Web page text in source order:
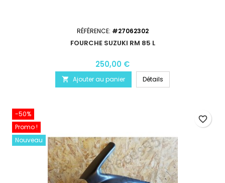
RÉFÉRENCE: #27062302
FOURCHE SUZUKI RM 85 L
250,00 €
 Ajouter au panier Détails
-50%
Promo !
Nouveau
favorite_border